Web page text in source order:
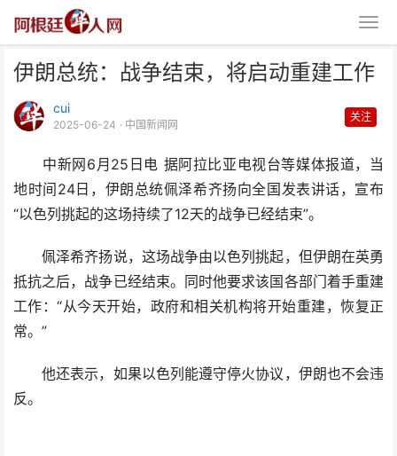
伊朗总统：战争结束，将启动重建工作
cui
2025-06-24 · 中国新闻网
关注
中新网6月25日电 据阿拉比亚电视台等媒体报道，当
地时间24日，伊朗总统佩泽希齐扬向全国发表讲话，宣布
“以色列挑起的这场持续了12天的战争已经结束”。
佩泽希齐扬说，这场战争由以色列挑起，但伊朗在英勇
抵抗之后，战争已经结束。同时他要求该国各部门着手重建
工作：“从今天开始，政府和相关机构将开始重建，恢复正
常。”
他还表示，如果以色列能遵守停火协议，伊朗也不会违
反。
伊朗总统：战争结束，将启动重建